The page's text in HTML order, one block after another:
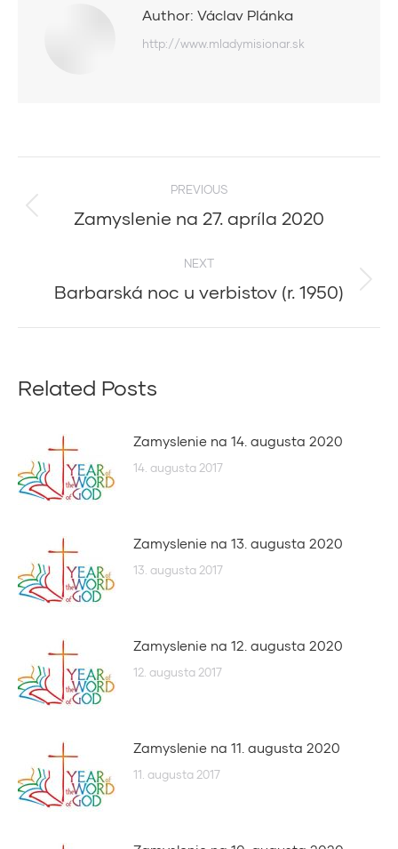
Author: Václav Plánka
http://www.mladymisionar.sk
navigation
PREVIOUS
Previous
Zamyslenie na 27. apríla 2020
NEXT
Next
Barbarská noc u verbistov (r. 1950)
Related Posts
Zamyslenie na 14. augusta 2020
14. augusta 2017
Zamyslenie na 13. augusta 2020
13. augusta 2017
Zamyslenie na 12. augusta 2020
12. augusta 2017
Zamyslenie na 11. augusta 2020
11. augusta 2017